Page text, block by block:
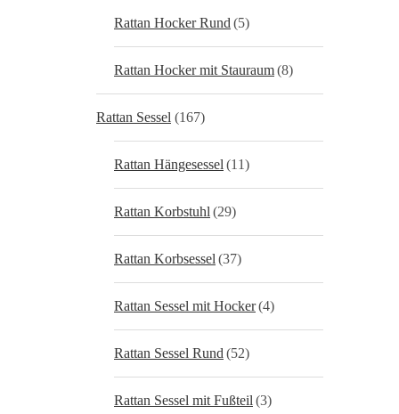
Rattan Hocker Rund (5)
Rattan Hocker mit Stauraum(8)
Rattan Sessel (167)
Rattan Hängesessel (11)
Rattan Korbstuhl (29)
Rattan Korbsessel (37)
Rattan Sessel mit Hocker(4)
Rattan Sessel Rund (52)
Rattan Sessel mit Fußteil (3)